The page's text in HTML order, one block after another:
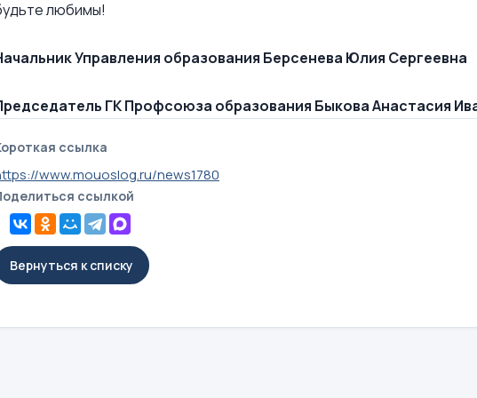
любимы!
Управления образования Берсенева Юлия Сергеевна
ГК Профсоюза образования Быкова Анастасия
ссылка
www.mouoslog.ru/news1780
ссылкой
Вернуться к списку